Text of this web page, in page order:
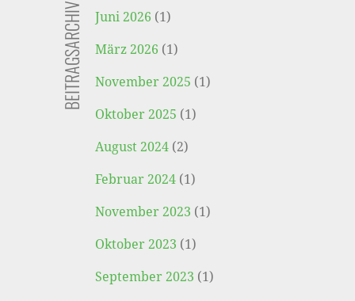
BEITRAGSARCHIV Juni 2026 (1)
März 2026 (1)
November 2025 (1)
Oktober 2025 (1)
August 2024 (2)
Februar 2024 (1)
November 2023 (1)
Oktober 2023 (1)
September 2023 (1)